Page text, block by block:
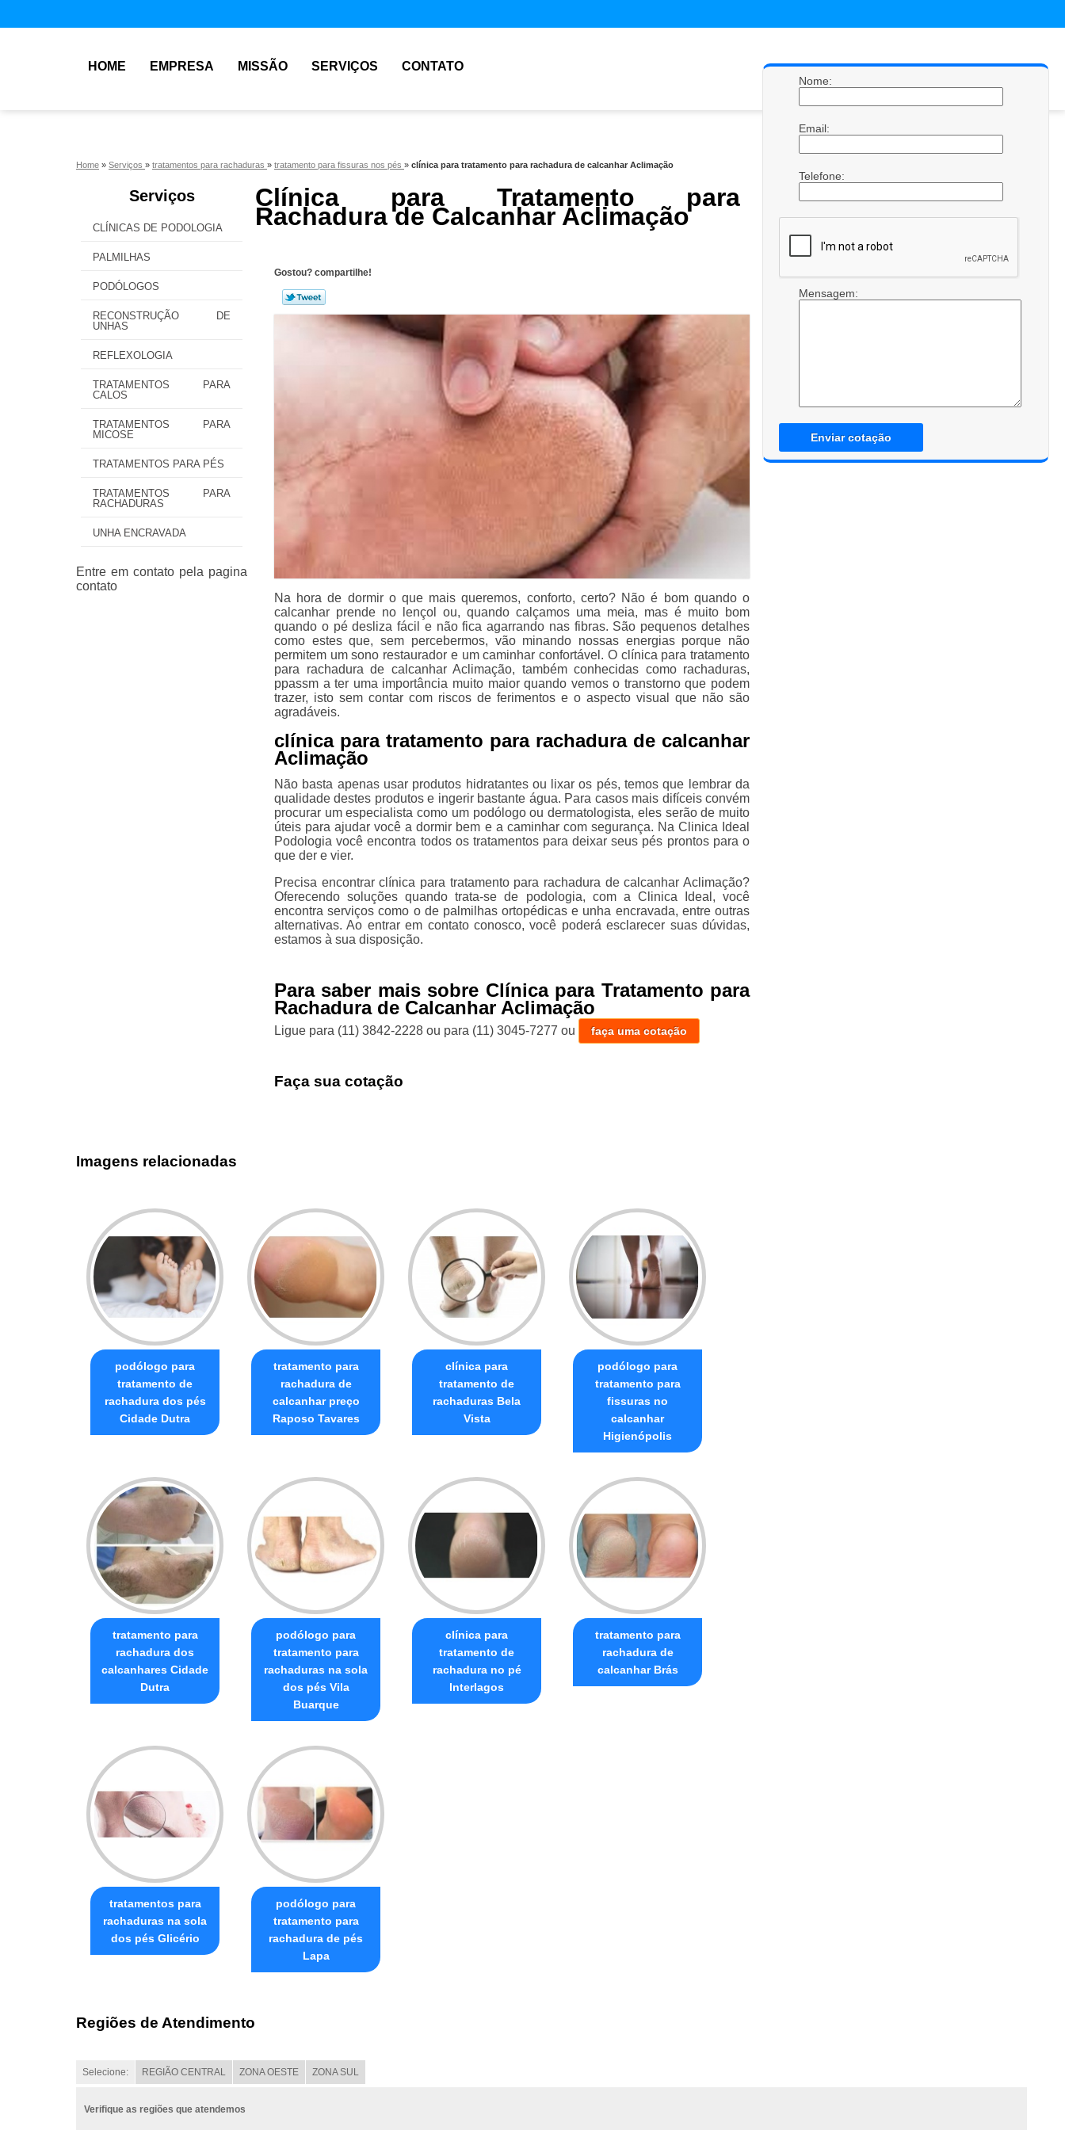
HOME EMPRESA MISSÃO SERVIÇOS CONTATO
Home » Serviços » tratamentos para rachaduras » tratamento para fissuras nos pés » clínica para tratamento para rachadura de calcanhar Aclimação
Serviços
CLÍNICAS DE PODOLOGIA
PALMILHAS
PODÓLOGOS
RECONSTRUÇÃO DE
UNHAS
REFLEXOLOGIA
TRATAMENTOS PARA
CALOS
TRATAMENTOS PARA
MICOSE
TRATAMENTOS PARA PÉS
TRATAMENTOS PARA
RACHADURAS
UNHA ENCRAVADA
Clínica para Tratamento para
Rachadura de Calcanhar Aclimação
Gostou? compartilhe!
Na hora de dormir o que mais queremos, conforto, certo? Não é bom quando o
calcanhar prende no lençol ou, quando calçamos uma meia, mas é muito bom
quando o pé desliza fácil e não fica agarrando nas fibras. São pequenos detalhes
como estes que, sem percebermos, vão minando nossas energias porque não
permitem um sono restaurador e um caminhar confortável. O clínica para tratamento
para rachadura de calcanhar Aclimação, também conhecidas como rachaduras,
ppassm a ter uma importância muito maior quando vemos o transtorno que podem
trazer, isto sem contar com riscos de ferimentos e o aspecto visual que não são
agradáveis.
clínica para tratamento para rachadura de calcanhar
Aclimação
Não basta apenas usar produtos hidratantes ou lixar os pés, temos que lembrar da
qualidade destes produtos e ingerir bastante água. Para casos mais difíceis convém
procurar um especialista como um podólogo ou dermatologista, eles serão de muito
úteis para ajudar você a dormir bem e a caminhar com segurança. Na Clinica Ideal
Podologia você encontra todos os tratamentos para deixar seus pés prontos para o
que der e vier.
Precisa encontrar clínica para tratamento para rachadura de calcanhar Aclimação?
Oferecendo soluções quando trata-se de podologia, com a Clinica Ideal, você
encontra serviços como o de palmilhas ortopédicas e unha encravada, entre outras
alternativas. Ao entrar em contato conosco, você poderá esclarecer suas dúvidas,
estamos à sua disposição.
Para saber mais sobre Clínica para Tratamento para
Rachadura de Calcanhar Aclimação
Ligue para (11) 3842-2228 ou para (11) 3045-7277 ou faça uma cotação
Faça sua cotação
Nome:
Email:
Telefone:
Mensagem:
Enviar cotação
Imagens relacionadas
podólogo para
tratamento de
rachadura dos pés
Cidade Dutra
tratamento para
rachadura de
calcanhar preço
Raposo Tavares
clínica para
tratamento de
rachaduras Bela
Vista
podólogo para
tratamento para
fissuras no
calcanhar
Higienópolis
tratamento para
rachadura dos
calcanhares Cidade
Dutra
podólogo para
tratamento para
rachaduras na sola
dos pés Vila
Buarque
clínica para
tratamento de
rachadura no pé
Interlagos
tratamento para
rachadura de
calcanhar Brás
tratamentos para
rachaduras na sola
dos pés Glicério
podólogo para
tratamento para
rachadura de pés
Lapa
Regiões de Atendimento
Selecione: REGIÃO CENTRAL ZONA OESTE ZONA SUL
Verifique as regiões que atendemos